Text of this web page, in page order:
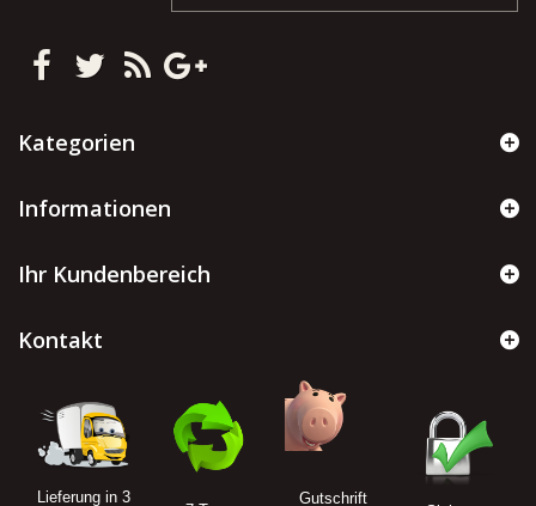
Kategorien
Informationen
Ihr Kundenbereich
Kontakt
Lieferung in 3 Gutschrift